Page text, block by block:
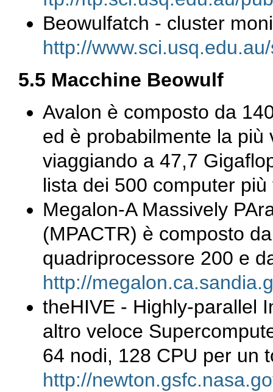
Beowulfatch - cluster
http://
5.5 Macchine Beowulf
Avalon è composto da
ed è probabilmente la più
viaggiando a 47,7
lista dei 500 computer
Megalon-A Massively
(MPACTR) è composto
quadriprocessore 200 e
http://
theHIVE - Highly-parallel
altro veloce
64 nodi, 128 CPU per un
http://